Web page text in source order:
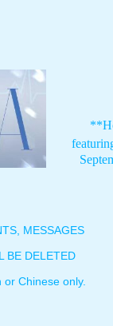
MESSAGES
BE DELETED
Chinese only.